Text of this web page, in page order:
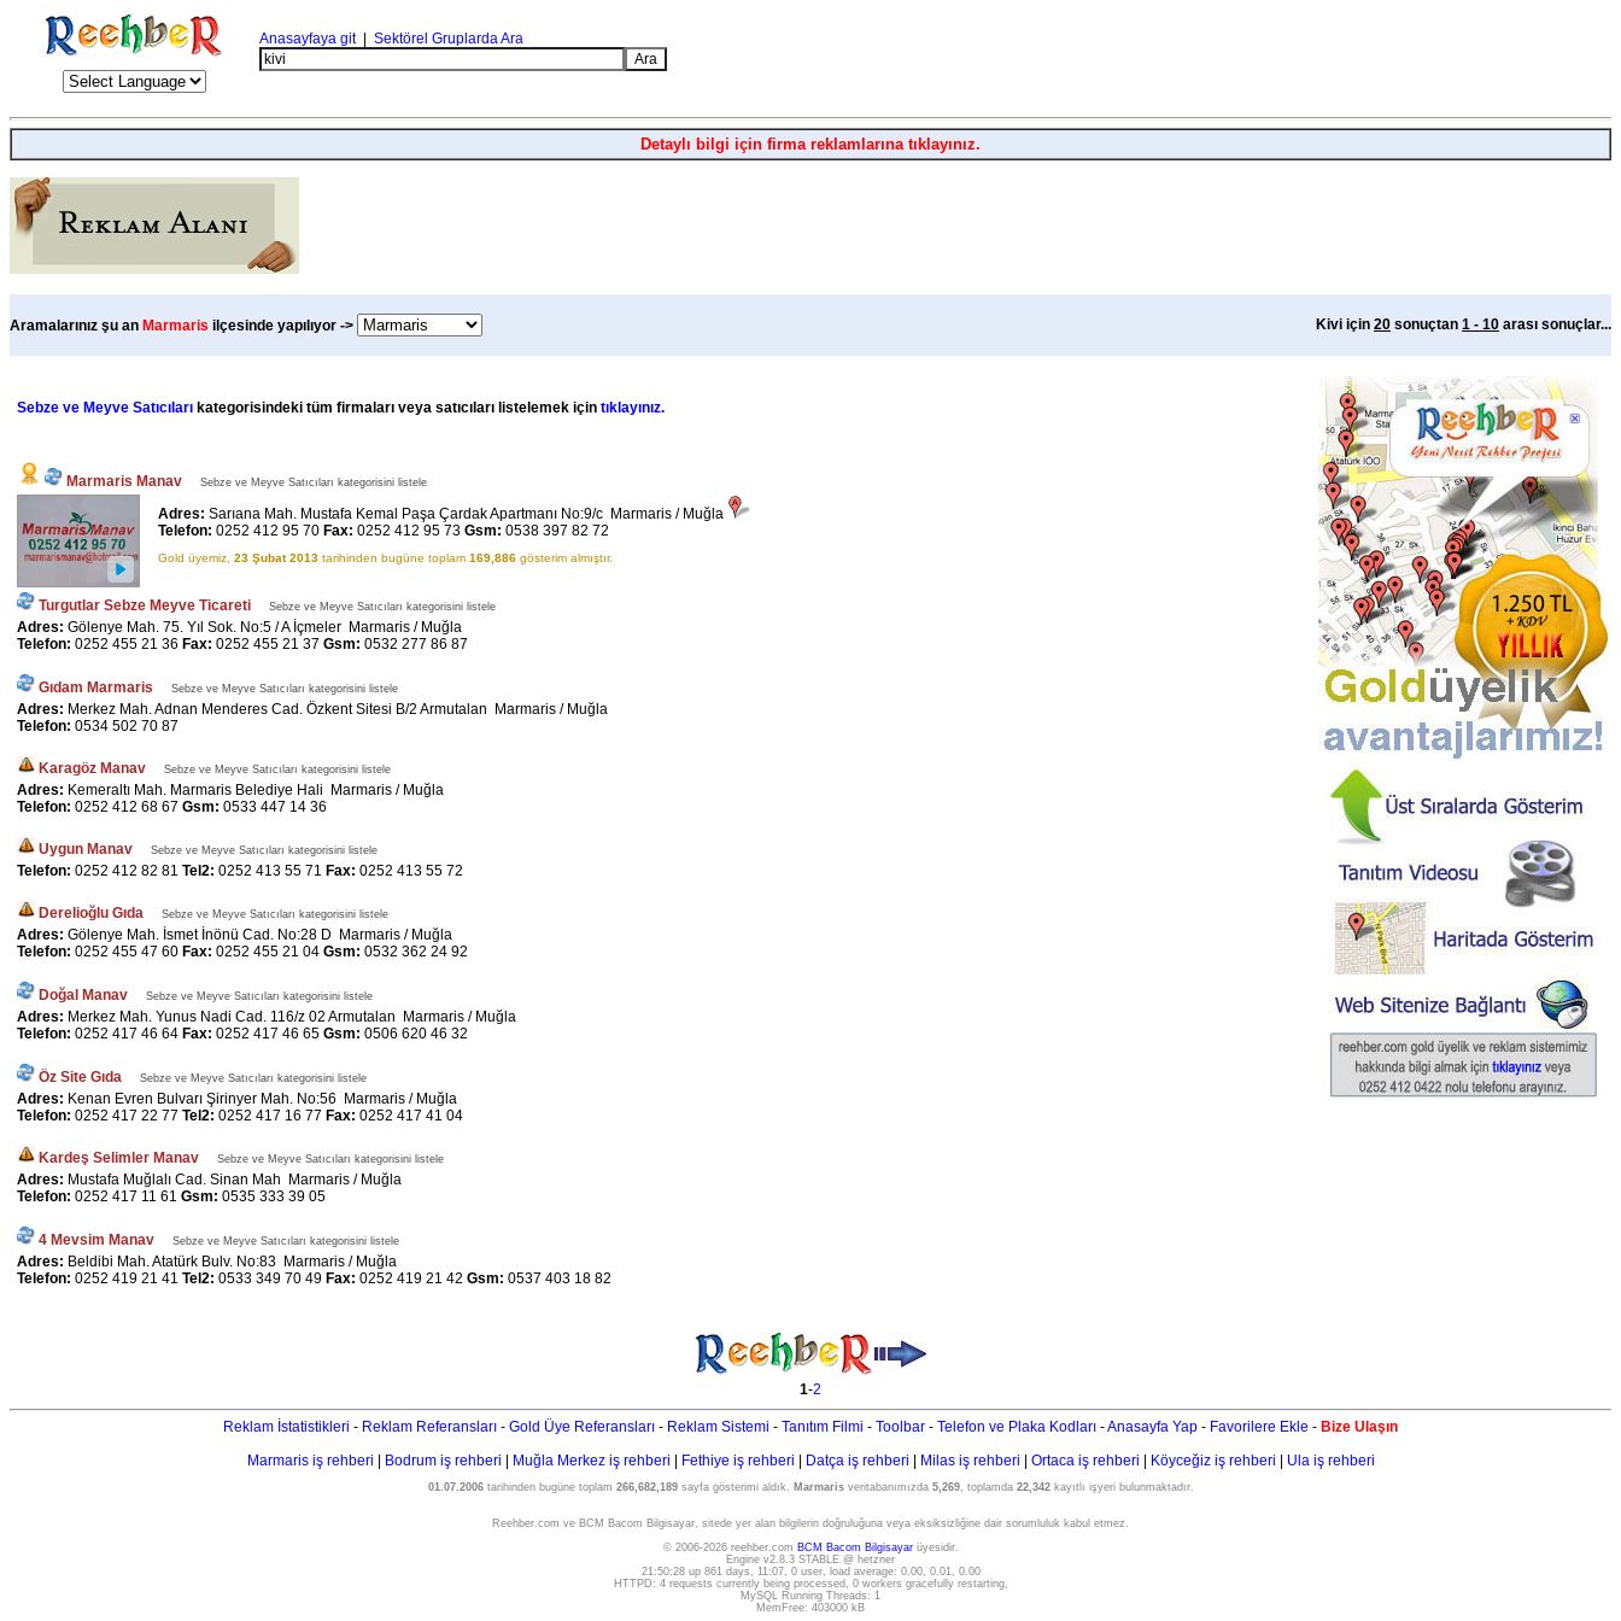
Anasayfaya git| Sektörel Gruplarda Ara
Detaylı bilgi için firma reklamlarına tıklayınız.
Aramalarınız şu an Marmaris ilçesinde yapılıyor -> Kivi için 20 sonuçtan 1 - 10 arası sonuçlar...
Sebze ve Meyve Satıcıları kategorisindeki tüm firmaları veya satıcıları listelemek için tıklayınız.
Marmaris Manav Sebze ve Meyve Satıcıları kategorisini listele
Adres: Sarıana Mah. Mustafa Kemal Paşa Çardak Apartmanı No:9/c Marmaris / Muğla
Telefon: 0252 412 95 70 Fax: 0252 412 95 73 Gsm: 0538 397 82 72
Gold üyemiz, 23 Şubat 2013 tarihinden bugüne toplam 169,886 gösterim almıştır.
Turgutlar Sebze Meyve Ticareti Sebze ve Meyve Satıcıları kategorisini listele
Adres: Gölenye Mah. 75. Yıl Sok. No:5 / A İçmeler Marmaris / Muğla
Telefon: 0252 455 21 36 Fax: 0252 455 21 37 Gsm: 0532 277 86 87
Gıdam Marmaris Sebze ve Meyve Satıcıları kategorisini listele
Adres: Merkez Mah. Adnan Menderes Cad. Özkent Sitesi B/2 Armutalan Marmaris / Muğla
Telefon: 0534 502 70 87
Karagöz Manav Sebze ve Meyve Satıcıları kategorisini listele
Adres: Kemeraltı Mah. Marmaris Belediye Hali Marmaris / Muğla
Telefon: 0252 412 68 67 Gsm: 0533 447 14 36
Uygun Manav Sebze ve Meyve Satıcıları kategorisini listele
Telefon: 0252 412 82 81 Tel2: 0252 413 55 71 Fax: 0252 413 55 72
Derelioğlu Gıda Sebze ve Meyve Satıcıları kategorisini listele
Adres: Gölenye Mah. İsmet İnönü Cad. No:28 D Marmaris / Muğla
Telefon: 0252 455 47 60 Fax: 0252 455 21 04 Gsm: 0532 362 24 92
Doğal Manav Sebze ve Meyve Satıcıları kategorisini listele
Adres: Merkez Mah. Yunus Nadi Cad. 116/z 02 Armutalan Marmaris / Muğla
Telefon: 0252 417 46 64 Fax: 0252 417 46 65 Gsm: 0506 620 46 32
Öz Site Gıda Sebze ve Meyve Satıcıları kategorisini listele
Adres: Kenan Evren Bulvarı Şirinyer Mah. No:56 Marmaris / Muğla
Telefon: 0252 417 22 77 Tel2: 0252 417 16 77 Fax: 0252 417 41 04
Kardeş Selimler Manav Sebze ve Meyve Satıcıları kategorisini listele
Adres: Mustafa Muğlalı Cad. Sinan Mah Marmaris / Muğla
Telefon: 0252 417 11 61 Gsm: 0535 333 39 05
4 Mevsim Manav Sebze ve Meyve Satıcıları kategorisini listele
Adres: Beldibi Mah. Atatürk Bulv. No:83 Marmaris / Muğla
Telefon: 0252 419 21 41 Tel2: 0533 349 70 49 Fax: 0252 419 21 42 Gsm: 0537 403 18 82
1-2
Reklam İstatistikleri - Reklam Referansları - Gold Üye Referansları - Reklam Sistemi - Tanıtım Filmi - Toolbar - Telefon ve Plaka Kodları -Anasayfa Yap - Favorilere Ekle - Bize Ulaşın
Marmaris iş rehberi
Bodrum iş rehberi Muğla Merkez iş rehberi Fethiye iş rehberi Datça iş rehberi Milas iş rehberi Ortaca iş rehberi Köyceğiz iş rehberi Ula iş rehberi
01.07.2006tarihinden bugüne toplam 266,682,189sayfa gösterimi aldık. Marmarisveritabanımızda 5,269, toplamda 22,342kayıtlı işyeri bulunmaktadır.
Reehber.com ve BCM Bacom Bilgisayar, sitede yer alan bilgilerin doğruluğuna veya eksiksizliğine dair sorumluluk kabul etmez.
© 2006-2026 reehber.com BCM Bacom Bilgisayarüyesidir.
Engine v2.8.3 STABLE @ hetzner
21:50:28 up 861 days, 11:07, 0 user, load average: 0.00, 0.01, 0.00
HTTPD: 4 requests currently being processed, 0 workers gracefully restarting,
MySQL Running Threads: 1
MemFree: 403000 kB